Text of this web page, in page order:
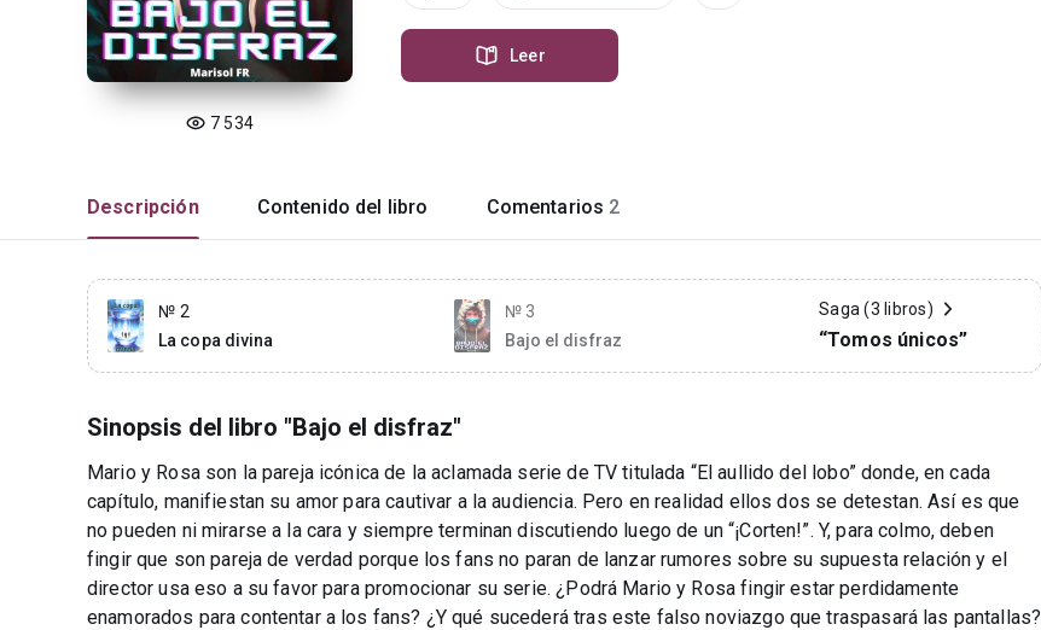
7 534
Leer
Descripción Contenido del libro Comentarios 2
№ 2
La copa divina
№ 3
Bajo el disfraz
Saga (3 libros)
“Tomos únicos”
Sinopsis del libro "Bajo el disfraz"
Mario y Rosa son la pareja icónica de la aclamada serie de TV titulada “El aullido del lobo” donde, en cada
capítulo, manifiestan su amor para cautivar a la audiencia. Pero en realidad ellos dos se detestan. Así es que
no pueden ni mirarse a la cara y siempre terminan discutiendo luego de un “¡Corten!”. Y, para colmo, deben
fingir que son pareja de verdad porque los fans no paran de lanzar rumores sobre su supuesta relación y el
director usa eso a su favor para promocionar su serie. ¿Podrá Mario y Rosa fingir estar perdidamente
enamorados para contentar a los fans? ¿Y qué sucederá tras este falso noviazgo que traspasará las pantallas?